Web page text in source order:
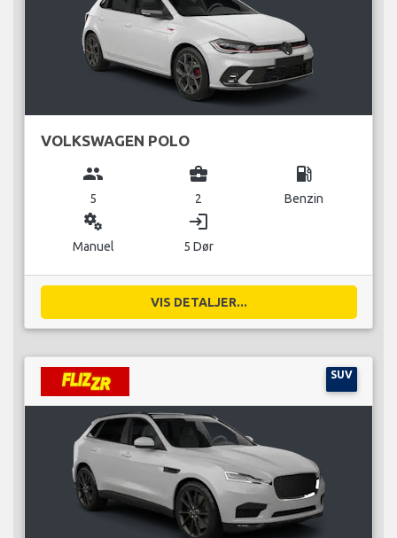
VOLKSWAGEN POLO
group
5
business_center
2
local_gas_station
Benzin
miscellaneous_services
Manuel
login
5 Dør
VIS DETALJER...
SUV